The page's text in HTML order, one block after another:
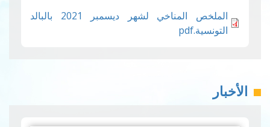
الملخص المناخي لشهر ديسمبر 2021 بالبالد
التونسية.pdf
الأخبار